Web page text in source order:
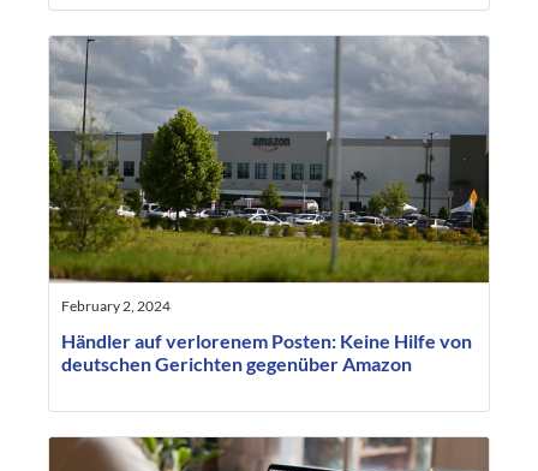
February 2, 2024
Händler auf verlorenem Posten: Keine Hilfe von
deutschen Gerichten gegenüber Amazon